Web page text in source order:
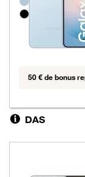
50 € de bonus
DAS